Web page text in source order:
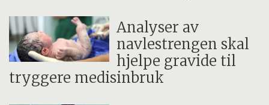
Analyser av
navlestrengen skal
hjelpe gravide til
tryggere medisinbruk